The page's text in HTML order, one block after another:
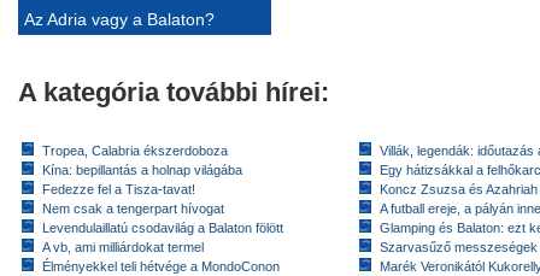
Az Adria vagy a Balaton?
A kategória további hírei:
Tropea, Calabria ékszerdoboza
Kína: bepillantás a holnap világába
Fedezze fel a Tisza-tavat!
Nem csak a tengerpart hívogat
Levendulaillatú csodavilág a Balaton fölött
A vb, ami milliárdokat termel
Élményekkel teli hétvége a MondoConon
Villák, legendák: időutazás
Egy hátizsákkal a
Koncz Zsuzsa és
A futball ereje, a pályán
Glamping és Balaton: ezt
Szarvasűző messzeségek
Marék Veronikától